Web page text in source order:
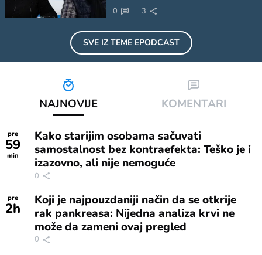
0 3
SVE IZ TEME EPODCAST
NAJNOVIJE KOMENTARI
pre
59
min
Kako starijim osobama sačuvati
samostalnost bez kontraefekta: Teško je i
izazovno, ali nije nemoguće
0
pre
2h
Koji je najpouzdaniji način da se otkrije
rak pankreasa: Nijedna analiza krvi ne
može da zameni ovaj pregled
0